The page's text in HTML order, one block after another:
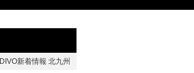
DIVO新着情報 北九州